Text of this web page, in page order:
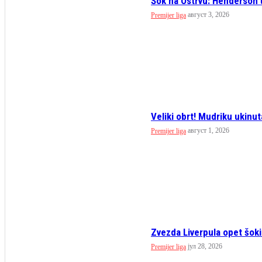
Premijer liga август 3, 2026
Veliki obrt! Mudriku
Premijer liga август 1, 2026
Zvezda Liverpula opet
Premijer liga јул 28, 2026